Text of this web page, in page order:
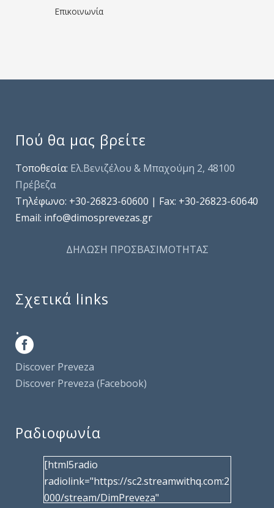
Επικοινωνία
Πού θα μας βρείτε
Τοποθεσία: Ελ.Βενιζέλου & Μπαχούμη 2, 48100
Πρέβεζα
Τηλέφωνo: +30-26823-60600 | Fax: +30-26823-60640
Email: info@dimosprevezas.gr
ΔΗΛΩΣΗ ΠΡΟΣΒΑΣΙΜΟΤΗΤΑΣ
Σχετικά links
.
Discover Preveza
Discover Preveza (Facebook)
Ραδιοφωνία
[html5radio
radiolink="https://sc2.streamwithq.com:2
000/stream/DimPreveza"